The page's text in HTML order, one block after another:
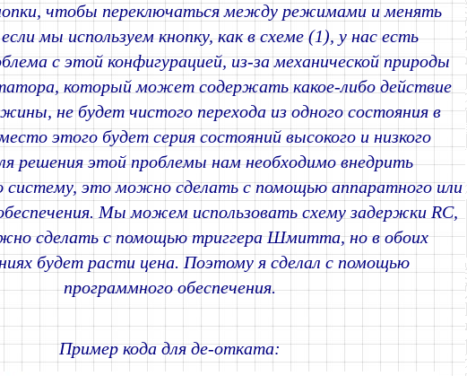
чтобы переключаться между режимами и менять
мы используем кнопку, как в схеме (1), у нас есть
с этой конфигурацией, из-за механической природы
который может содержать какое-либо действие
не будет чистого перехода из одного состояния в
этого будет серия состояний высокого и низкого
решения этой проблемы нам необходимо внедрить
это можно сделать с помощью аппаратного или
Мы можем использовать схему задержки RC,
сделать с помощью триггера Шмитта, но в обоих
будет расти цена. Поэтому я сделал с помощью
программного обеспечения.
Пример кода для де-отката: